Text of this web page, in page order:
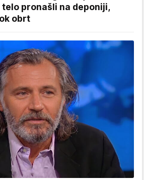
telo pronašli na deponiji,
obrt